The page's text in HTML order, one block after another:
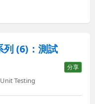
列 (6)：測試
分享
Unit Testing